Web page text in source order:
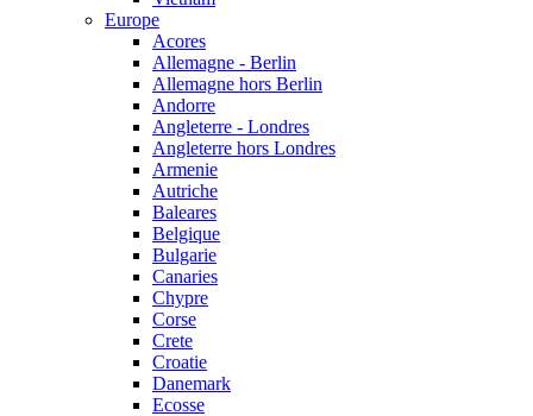
Europe
Acores
Allemagne - Berlin
Allemagne hors Berlin
Andorre
Angleterre - Londres
Angleterre hors Londres
Armenie
Autriche
Baleares
Belgique
Bulgarie
Canaries
Chypre
Corse
Crete
Croatie
Danemark
Ecosse